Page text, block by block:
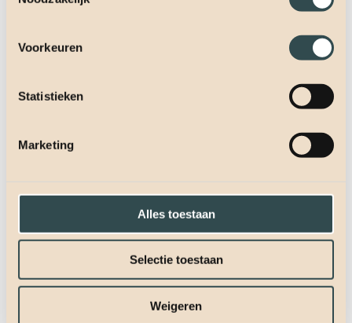
Voorkeuren
Statistieken
Marketing
Alles toestaan
Selectie toestaan
Weigeren